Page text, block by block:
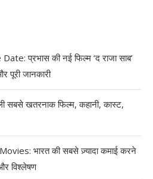
प्रभास की नई फिल्म ‘द राजा साब’
पूरी जानकारी
खतरनाक फिल्म, कहानी, कास्ट,
भारत की सबसे ज़्यादा कमाई करने
विश्लेषण